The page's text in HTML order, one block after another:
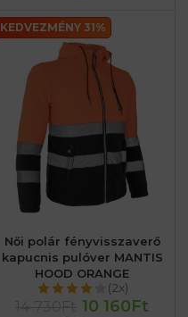
KEDVEZMÉNY 31%
Női polár fényvisszaverő
kapucnis pulóver MANTIS
HOOD ORANGE
(2x)
10 160Ft